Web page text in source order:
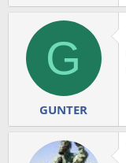
G
GUNTER